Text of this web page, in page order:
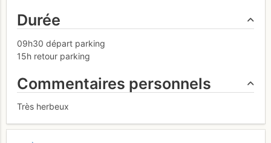
Durée
09h30 départ parking
15h retour parking
Commentaires personnels
Très herbeux